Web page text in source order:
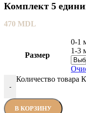
Комплект 5
470 MDL
Размер
0-1
1-3
-
Количество товара
В КОРЗИНУ